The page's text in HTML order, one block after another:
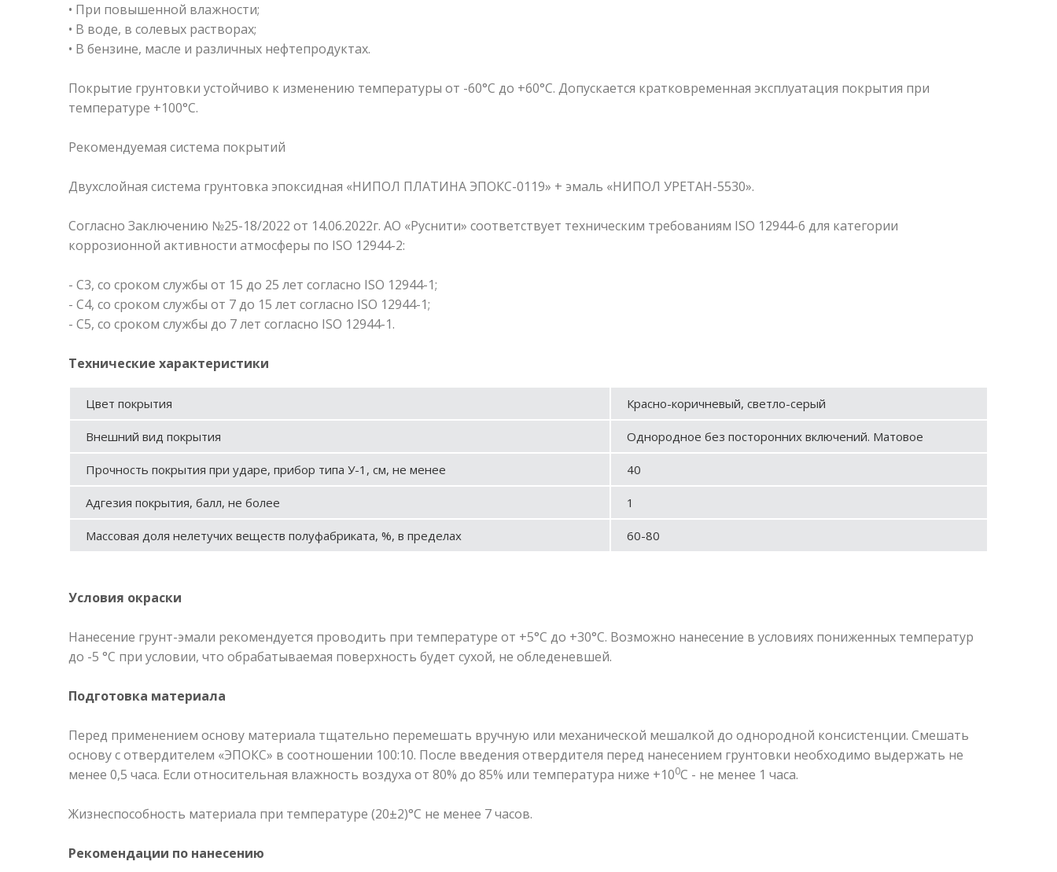
• При повышенной влажности;
• В воде, в солевых растворах;
• В бензине, масле и различных нефтепродуктах.
Покрытие грунтовки устойчиво к изменению температуры от -60°С до +60°С. Допускается кратковременная эксплуатация покрытия при
температуре +100°C.
Рекомендуемая система покрытий
Двухслойная система грунтовка эпоксидная «НИПОЛ ПЛАТИНА ЭПОКС-0119» + эмаль «НИПОЛ УРЕТАН-5530».
Согласно Заключению №25-18/2022 от 14.06.2022г. АО «Руснити» соответствует техническим требованиям ISO 12944-6 для категории
коррозионной активности атмосферы по ISO 12944-2:
- С3, со сроком службы от 15 до 25 лет согласно ISO 12944-1;
- С4, со сроком службы от 7 до 15 лет согласно ISO 12944-1;
- С5, со сроком службы до 7 лет согласно ISO 12944-1.
Технические характеристики
Цвет покрытия Красно-коричневый, светло­-серый
Внешний вид покрытия Однородное без посторонних включений. Матовое
Прочность покрытия при ударе, прибор типа У-1, см, не менее 40
Адгезия покрытия, балл, не более 1
Массовая доля нелетучих веществ полуфабриката, %, в пределах 60-80
Условия окраски
Нанесение грунт-эмали рекомендуется проводить при температуре от +5°С до +30°С. Возможно нанесение в условиях пониженных температур
до -5 °С при условии, что обрабатываемая поверхность будет сухой, не обледеневшей.
Подготовка материала
Перед применением основу материала тщательно перемешать вручную или механической мешалкой до однородной консистенции. Смешать
основу с отвердителем «ЭПОКС» в соотношении 100:10. После введения отвердителя перед нанесением грунтовки необходимо выдержать не
менее 0,5 часа. Если относительная влажность воздуха от 80% до 85% или температура ниже +100С - не менее 1 часа.
Жизнеспособность материала при температуре (20±2)°С не менее 7 часов.
Рекомендации по нанесению